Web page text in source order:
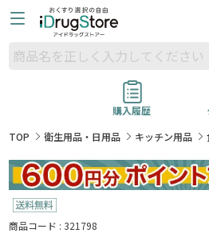
購入履歴
TOP
衛生用品・日用品 キッチン用品
商品コード : 321798